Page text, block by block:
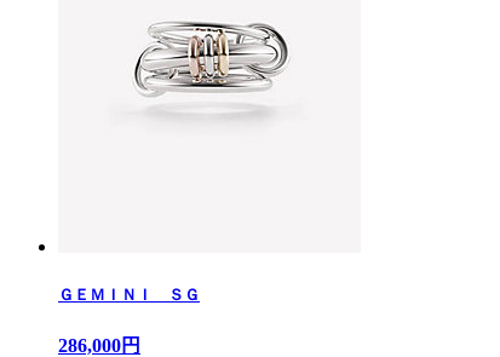
ＧＥＭＩＮＩ ＳＧ
286,000円